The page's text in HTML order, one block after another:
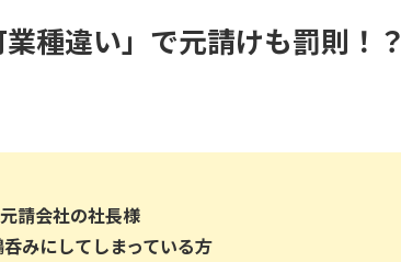
種違い」で元請けも罰則！？
請会社の社長様
みにしてしまっている方